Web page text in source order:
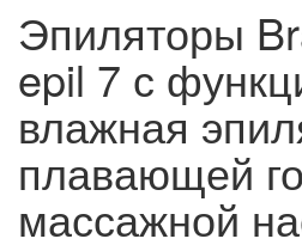
Эпиляторы
epil 7 с
влажная
плавающей
массажной